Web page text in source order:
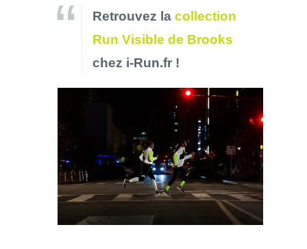
Retrouvez la collection
Run Visible de Brooks
chez i-Run.fr !